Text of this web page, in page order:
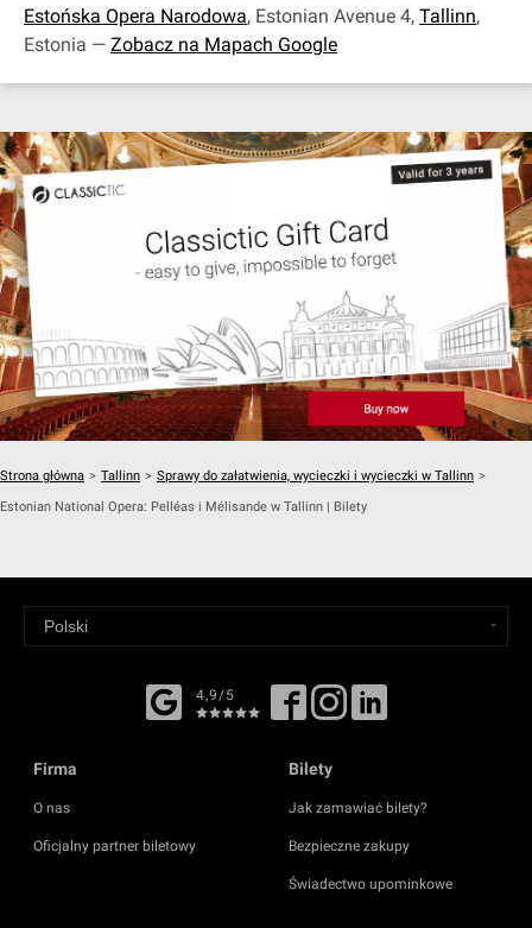
Estońska Opera Narodowa, Estonian Avenue 4, Tallinn,
Estonia — Zobacz na Mapach Google
Strona główna > Tallinn > Sprawy do załatwienia, wycieczki i wycieczki w Tallinn >
Estonian National Opera: Pelléas i Mélisande w Tallinn | Bilety
4,9/5
Firma
O nas
Oficjalny partner biletowy
Bilety
Jak zamawiać bilety?
Bezpieczne zakupy
Świadectwo upominkowe